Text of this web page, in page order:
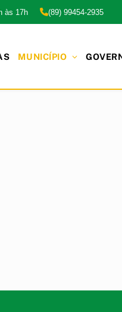
às 17h (89) 99454-2935
MUNICÍPIO